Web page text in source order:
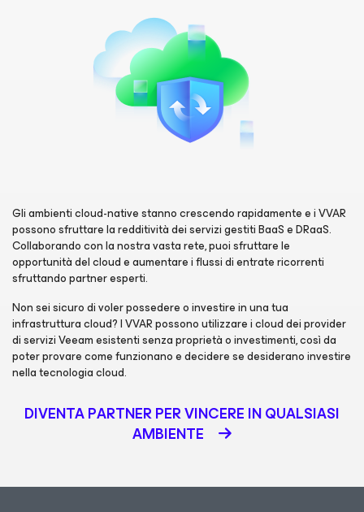
Gli ambienti cloud-native stanno crescendo rapidamente e i VVAR
possono sfruttare la redditività dei servizi gestiti BaaS e DRaaS.
Collaborando con la nostra vasta rete, puoi sfruttare le
opportunità del cloud e aumentare i flussi di entrate ricorrenti
sfruttando partner esperti.
Non sei sicuro di voler possedere o investire in una tua
infrastruttura cloud? I VVAR possono utilizzare i cloud dei provider
di servizi Veeam esistenti senza proprietà o investimenti, così da
poter provare come funzionano e decidere se desiderano investire
nella tecnologia cloud.
DIVENTA PARTNER PER VINCERE IN QUALSIASI
AMBIENTE